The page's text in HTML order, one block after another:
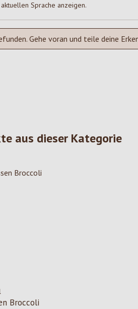
Sprache anzeigen.
Gehe voran und teile deine
aus dieser Kategorie
Broccoli